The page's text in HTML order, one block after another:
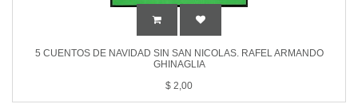
5 CUENTOS DE NAVIDAD SIN SAN NICOLAS. RAFEL ARMANDO
GHINAGLIA
$ 2,00